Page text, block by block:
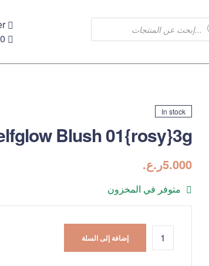
0
In stock
Blush 01{rosy}3g
5.000ر.ع.
متوفر في المخزون
إضافة إلى السلة